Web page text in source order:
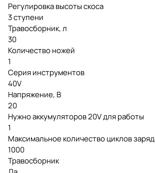
Регулировка высоты скоса
3 ступени
Травосборник, л
30
Количество ножей
1
Серия инструментов
40V
Напряжение, В
20
Нужно аккумуляторов 20V для работы
1
Максимальное количество циклов
1000
Травосборник